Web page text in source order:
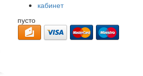
кабинет
пусто